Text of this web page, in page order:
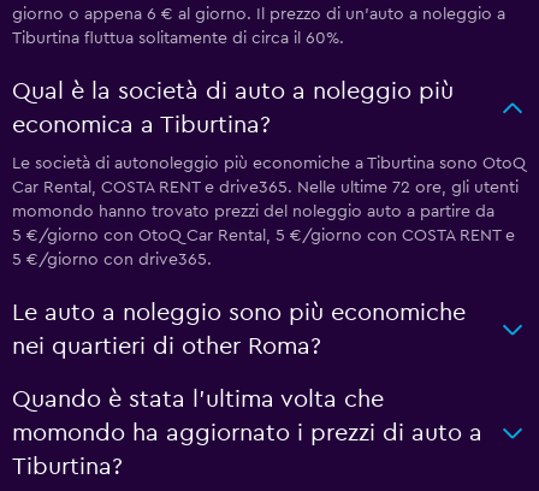
giorno o appena 6 € al giorno. Il prezzo di un'auto a noleggio a
Tiburtina fluttua solitamente di circa il 60%.
Qual è la società di auto a noleggio più
economica a Tiburtina?
Le società di autonoleggio più economiche a Tiburtina sono OtoQ
Car Rental, COSTA RENT e drive365. Nelle ultime 72 ore, gli utenti
momondo hanno trovato prezzi del noleggio auto a partire da
5 €/giorno con OtoQ Car Rental, 5 €/giorno con COSTA RENT e
5 €/giorno con drive365.
Le auto a noleggio sono più economiche
nei quartieri di other Roma?
Quando è stata l'ultima volta che
momondo ha aggiornato i prezzi di auto a
Tiburtina?